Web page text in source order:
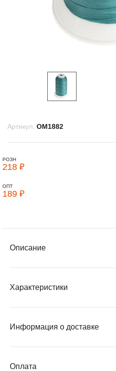
Артикул: OM1882
РОЗН
218 ₽
ОПТ
189 ₽
Описание
Характеристики
Информация о доставке
Оплата